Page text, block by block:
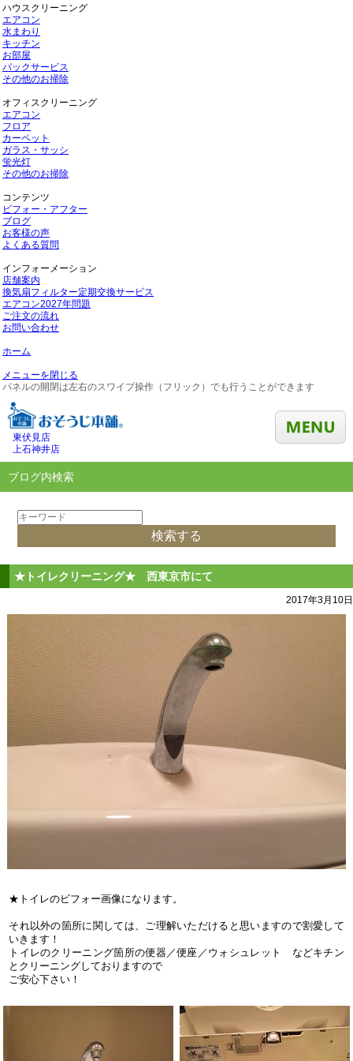
ハウスクリーニング
エアコン
水まわり
キッチン
お部屋
パックサービス
その他のお掃除
オフィスクリーニング
エアコン
フロア
カーペット
ガラス・サッシ
蛍光灯
その他のお掃除
コンテンツ
ビフォー・アフター
ブログ
お客様の声
よくある質問
インフォーメーション
店舗案内
換気扇フィルター定期交換サービス
エアコン2027年問題
ご注文の流れ
お問い合わせ
ホーム
メニューを閉じる
パネルの開閉は左右のスワイプ操作（フリック）でも行うことができます
東伏見店
上石神井店
ブログ内検索
★トイレクリーニング★ 西東京市にて
2017年3月10日
★トイレのビフォー画像になります。
それ以外の箇所に関しては、ご理解いただけると思いますので割愛して
いきます！
トイレのクリーニング箇所の便器／便座／ウォシュレット などキチン
とクリーニングしておりますので
ご安心下さい！